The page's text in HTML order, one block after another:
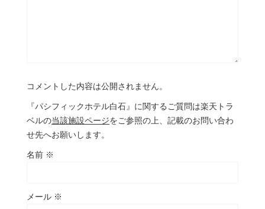
コメントした内容は公開されません。
『パシフィックホテル白石』に関するご質問は楽天トラ
ベルの当該施設ページをご参照の上、記載のお問い合わ
せ先へお願いします。
名前 ※
メール ※